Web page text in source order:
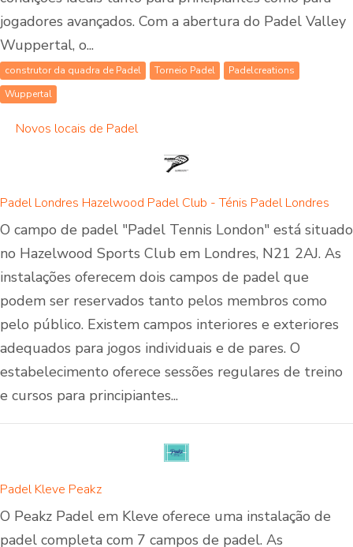
jogadores avançados. Com a abertura do Padel Valley
Wuppertal, o...
construtor da quadra de Padel Torneio Padel
Padelcreations
Wuppertal
Novos locais de Padel
Padel Londres Hazelwood Padel Club - Ténis Padel Londres
O campo de padel "Padel Tennis London" está situado
no Hazelwood Sports Club em Londres, N21 2AJ. As
instalações oferecem dois campos de padel que
podem ser reservados tanto pelos membros como
pelo público. Existem campos interiores e exteriores
adequados para jogos individuais e de pares. O
estabelecimento oferece sessões regulares de treino
e cursos para principiantes...
Padel Kleve Peakz
O Peakz Padel em Kleve oferece uma instalação de
padel completa com 7 campos de padel. As